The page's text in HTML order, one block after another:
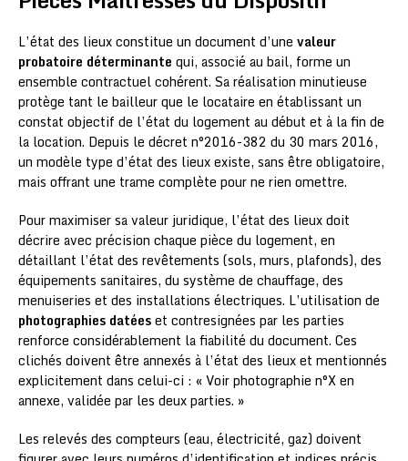
L’état des lieux constitue un document d’une valeur
probatoire déterminante qui, associé au bail, forme un
ensemble contractuel cohérent. Sa réalisation minutieuse
protège tant le bailleur que le locataire en établissant un
constat objectif de l’état du logement au début et à la fin de
la location. Depuis le décret n°2016-382 du 30 mars 2016,
un modèle type d’état des lieux existe, sans être obligatoire,
mais offrant une trame complète pour ne rien omettre.
Pour maximiser sa valeur juridique, l’état des lieux doit
décrire avec précision chaque pièce du logement, en
détaillant l’état des revêtements (sols, murs, plafonds), des
équipements sanitaires, du système de chauffage, des
menuiseries et des installations électriques. L’utilisation de
photographies datéeset contresignées par les parties
renforce considérablement la fiabilité du document. Ces
clichés doivent être annexés à l’état des lieux et mentionnés
explicitement dans celui-ci : « Voir photographie n°X en
annexe, validée par les deux parties. »
Les relevés des compteurs (eau, électricité, gaz) doivent